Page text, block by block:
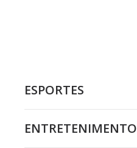
ESPORTES
ENTRETENIMENTO